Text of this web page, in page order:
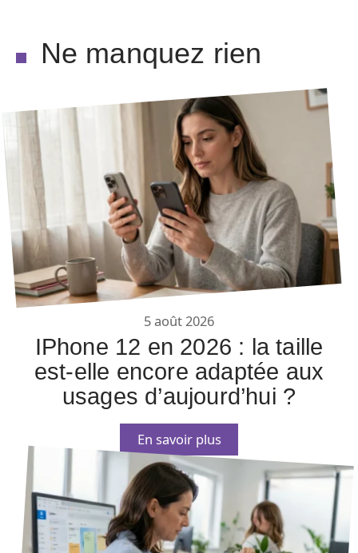
Ne manquez rien
5 août 2026
IPhone 12 en 2026 : la taille
est-elle encore adaptée aux
usages d’aujourd’hui ?
En savoir plus